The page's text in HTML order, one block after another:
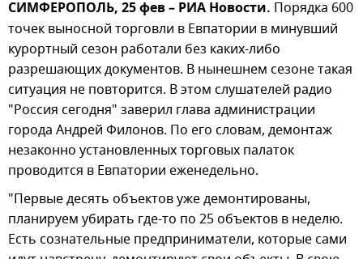
СИМФЕРОПОЛЬ, 25 фев – РИА Новости. Порядка 600
точек выносной торговли в Евпатории в минувший
курортный сезон работали без каких-либо
разрешающих документов. В нынешнем сезоне такая
ситуация не повторится. В этом слушателей радио
"Россия сегодня" заверил глава администрации
города Андрей Филонов. По его словам, демонтаж
незаконно установленных торговых палаток
проводится в Евпатории еженедельно.
"Первые десять объектов уже демонтированы,
планируем убирать где-то по 25 объектов в неделю.
Есть сознательные предприниматели, которые сами